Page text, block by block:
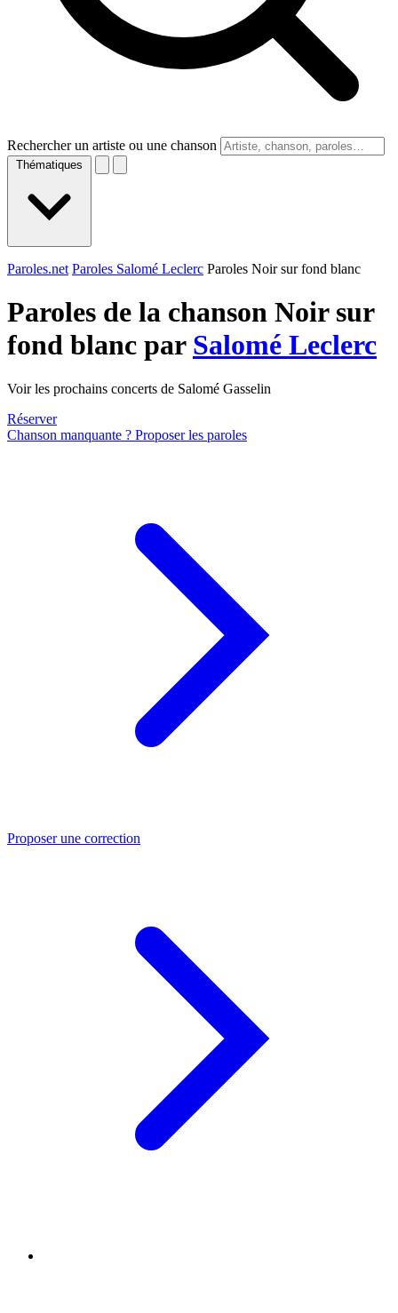
Rechercher un artiste ou une chanson
Thématiques
Paroles.net Paroles Salomé Leclerc Paroles Noir sur fond blanc
Paroles de la chanson Noir sur
fond blanc par Salomé Leclerc
Voir les prochains concerts de Salomé Gasselin
Réserver
Chanson manquante ? Proposer les paroles
Proposer une correction